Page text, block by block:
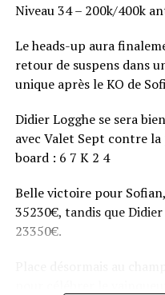
Niveau 34 – 200k/400k
Le heads-up aura
retour de suspens dans
unique après le KO de
Didier Logghe se sera
avec Valet Sept contre la
board : 6 7 K 2 4
Belle victoire pour
35230€, tandis que
23350€.